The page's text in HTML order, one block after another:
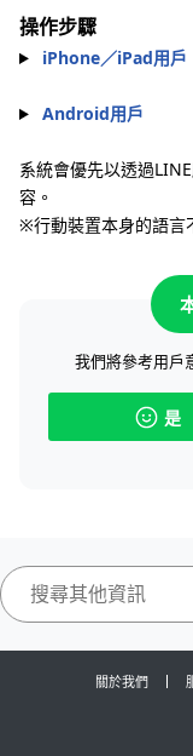
操作步驟
iPhone／iPad用戶
Android用戶
系統會優先以透過
容。
※行動裝置本身的語言
我們將參考用戶
是
關於我們